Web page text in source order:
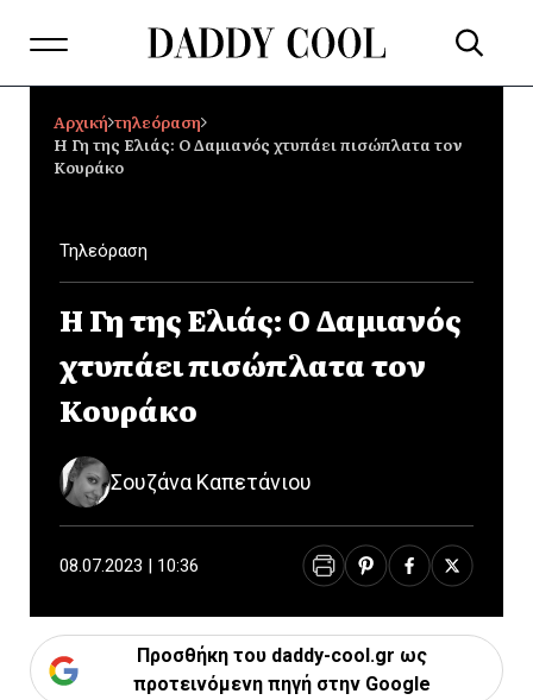
Αρχική τηλεόραση
Η Γη της Ελιάς: Ο Δαμιανός χτυπάει πισώπλατα τον
Κουράκο
Τηλεόραση
Η Γη της Ελιάς: Ο Δαμιανός
χτυπάει πισώπλατα τον
Κουράκο
Σουζάνα Καπετάνιου
08.07.2023 | 10:36
Προσθήκη του daddy-cool.gr ως
προτεινόμενη πηγή στην Google